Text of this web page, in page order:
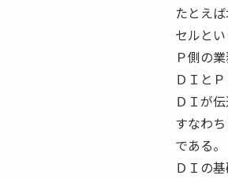
たとえ
セルと
Ｐ側の
ＤＩと
ＤＩが
すなわ
である。
ＤＩの